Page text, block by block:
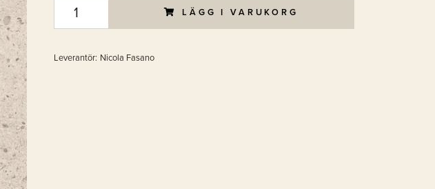
LÄGG I VARUKORG
Leverantör: Nicola Fasano